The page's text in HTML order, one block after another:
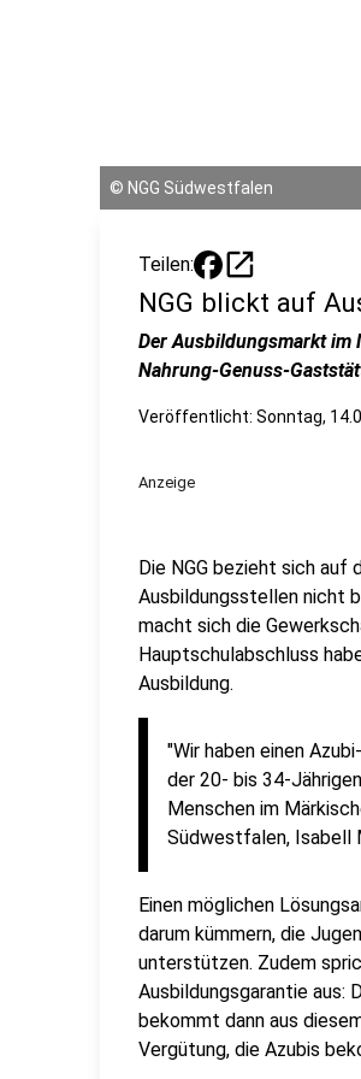
© NGG Südwestfalen
Teilen: open_in_new
NGG blickt auf
Der Ausbildungsmarkt im
Nahrung-Genuss-
Veröffentlicht: Sonntag,
Anzeige
Die NGG bezieht sich auf
Ausbildungsstellen nicht
macht sich die
Hauptschulabschluss
Ausbildung.
"Wir haben einen
der 20- bis 34-
Menschen im
Südwestfalen, Isabell
Einen möglichen
darum kümmern, die
unterstützen. Zudem
Ausbildungsgarantie aus:
bekommt dann aus
Vergütung, die Azubis